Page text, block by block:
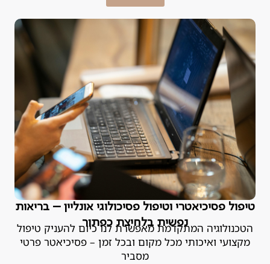
טיפול פסיכיאטרי וטיפול פסיכולוגי אונליין – בריאות
נפשית בלחיצת כפתור
הטכנולוגיה המתקדמת מאפשרת לנו כיום להעניק טיפול
מקצועי ואיכותי מכל מקום ובכל זמן – פסיכיאטר פרטי
מסביר